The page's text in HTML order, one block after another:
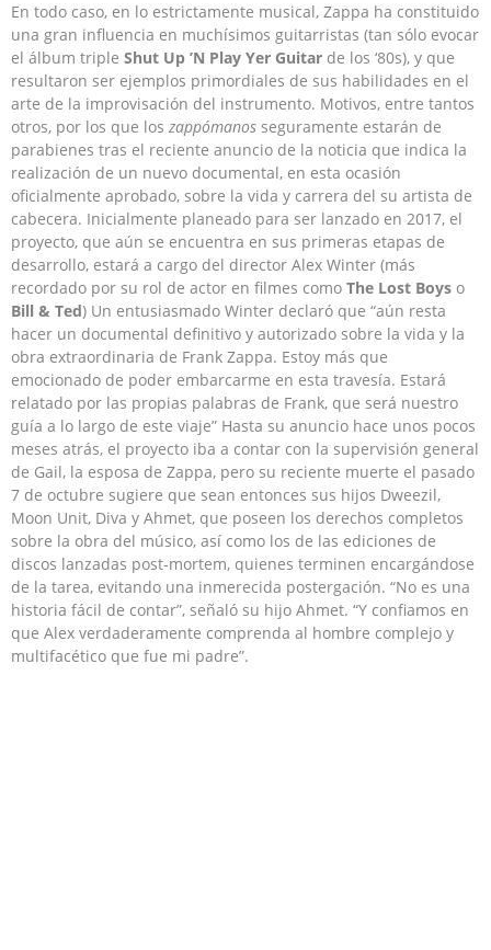
En todo caso, en lo estrictamente musical, Zappa ha constituido
una gran influencia en muchísimos guitarristas (tan sólo evocar
el álbum triple Shut Up ’N Play Yer Guitar de los ‘80s), y que
resultaron ser ejemplos primordiales de sus habilidades en el
arte de la improvisación del instrumento. Motivos, entre tantos
otros, por los que los zappómanos seguramente estarán de
parabienes tras el reciente anuncio de la noticia que indica la
realización de un nuevo documental, en esta ocasión
oficialmente aprobado, sobre la vida y carrera del su artista de
cabecera. Inicialmente planeado para ser lanzado en 2017, el
proyecto, que aún se encuentra en sus primeras etapas de
desarrollo, estará a cargo del director Alex Winter (más
recordado por su rol de actor en filmes como The Lost Boys o
Bill & Ted) Un entusiasmado Winter declaró que “aún resta
hacer un documental definitivo y autorizado sobre la vida y la
obra extraordinaria de Frank Zappa. Estoy más que
emocionado de poder embarcarme en esta travesía. Estará
relatado por las propias palabras de Frank, que será nuestro
guía a lo largo de este viaje” Hasta su anuncio hace unos pocos
meses atrás, el proyecto iba a contar con la supervisión general
de Gail, la esposa de Zappa, pero su reciente muerte el pasado
7 de octubre sugiere que sean entonces sus hijos Dweezil,
Moon Unit, Diva y Ahmet, que poseen los derechos completos
sobre la obra del músico, así como los de las ediciones de
discos lanzadas post-mortem, quienes terminen encargándose
de la tarea, evitando una inmerecida postergación. “No es una
historia fácil de contar”, señaló su hijo Ahmet. “Y confiamos en
que Alex verdaderamente comprenda al hombre complejo y
multifacético que fue mi padre”.